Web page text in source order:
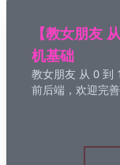
【教女朋友
机基础
教女朋友 从 0 到
前后端，欢迎完